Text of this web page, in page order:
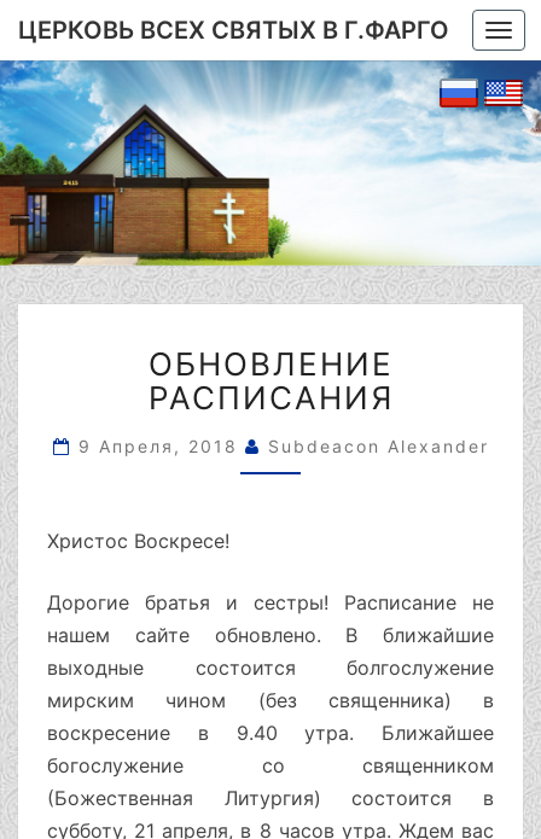
ЦЕРКОВЬ ВСЕХ СВЯТЫХ В Г.ФАРГО
РАСПИСАНИЯ
ОБНОВЛЕНИЕ
РАСПИСАНИЯ
9 Апреля, 2018 Subdeacon Alexander
Христос Воскресе!
Дорогие братья и сестры! Расписание не
нашем сайте обновлено. В ближайшие
выходные состоится болгослужение
мирским чином (без священника) в
воскресение в 9.40 утра. Ближайшее
богослужение со священником
(Божественная Литургия) состоится в
субботу, 21 апреля, в 8 часов утра. Ждем вас